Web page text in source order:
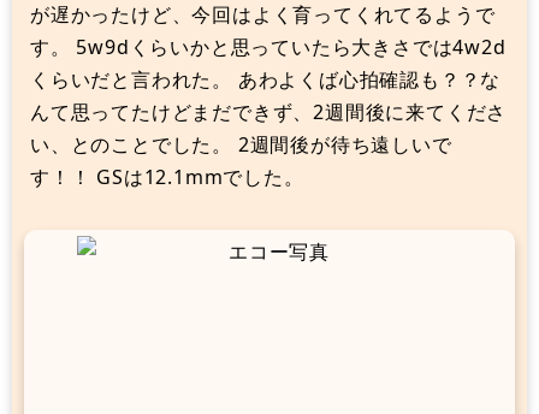
が遅かったけど、今回はよく育ってくれてるようで
す。 5w9dくらいかと思っていたら大きさでは4w2d
くらいだと言われた。 あわよくば心拍確認も？？な
んて思ってたけどまだできず、2週間後に来てくださ
い、とのことでした。 2週間後が待ち遠しいで
す！！ GSは12.1mmでした。